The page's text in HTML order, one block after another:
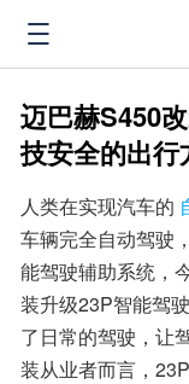
迈巴赫S450
技安全的出行
人类在实现汽车的
车辆完全自动驾驶
能驾驶辅助系统，
装升级23P智能驾
了日常的驾驶，让
装从业者而言，